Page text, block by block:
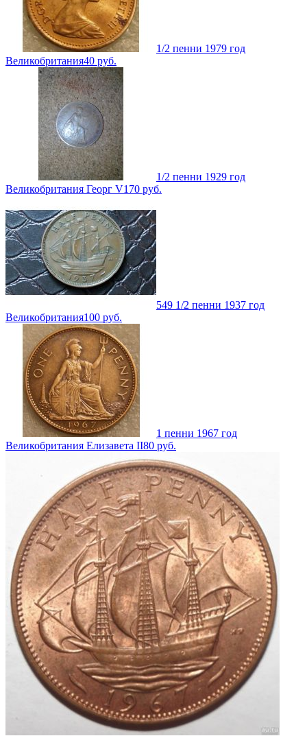
1/2 пенни 1979 год
Великобритания40 руб.
1/2 пенни 1929 год
Великобритания Георг V170 руб.
549 1/2 пенни 1937 год
Великобритания100 руб.
1 пенни 1967 год
Великобритания Елизавета II80 руб.